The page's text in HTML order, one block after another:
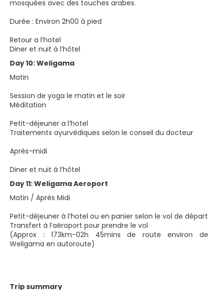
mosquées avec des touches arabes.
Durée : Environ 2h00 à pied
Retour a l’hotel
Diner et nuit à l’hôtel
Day 10: Weligama
Matin
Session de yoga le matin et le soir
Méditation
Petit-déjeuner a l’hotel
Traitements ayurvédiques selon le conseil du docteur
Après-midi
Diner et nuit à l’hôtel
Day 11: Weligama Aeroport
Matin / Après Midi
Petit-déjeuner à l’hotel ou en panier selon le vol de départ
Transfert à l’aéroport pour prendre le vol
(Approx : 173km-02h 45mins de route environ de
Weligama en autoroute)
Trip summary